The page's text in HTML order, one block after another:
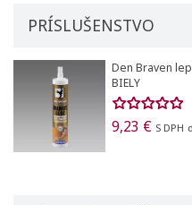
PRÍSLUŠENSTVO
Den Braven
BIELY
9,23 € S DPH